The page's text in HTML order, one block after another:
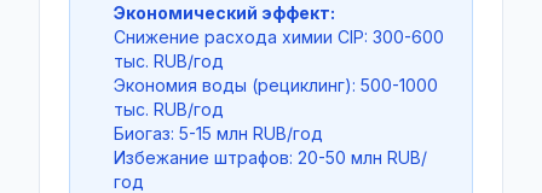
Экономический эффект:
Снижение расхода химии CIP: 300-600
тыс. RUB/год
Экономия воды (рециклинг): 500-1000
тыс. RUB/год
Биогаз: 5-15 млн RUB/год
Избежание штрафов: 20-50 млн RUB/
год